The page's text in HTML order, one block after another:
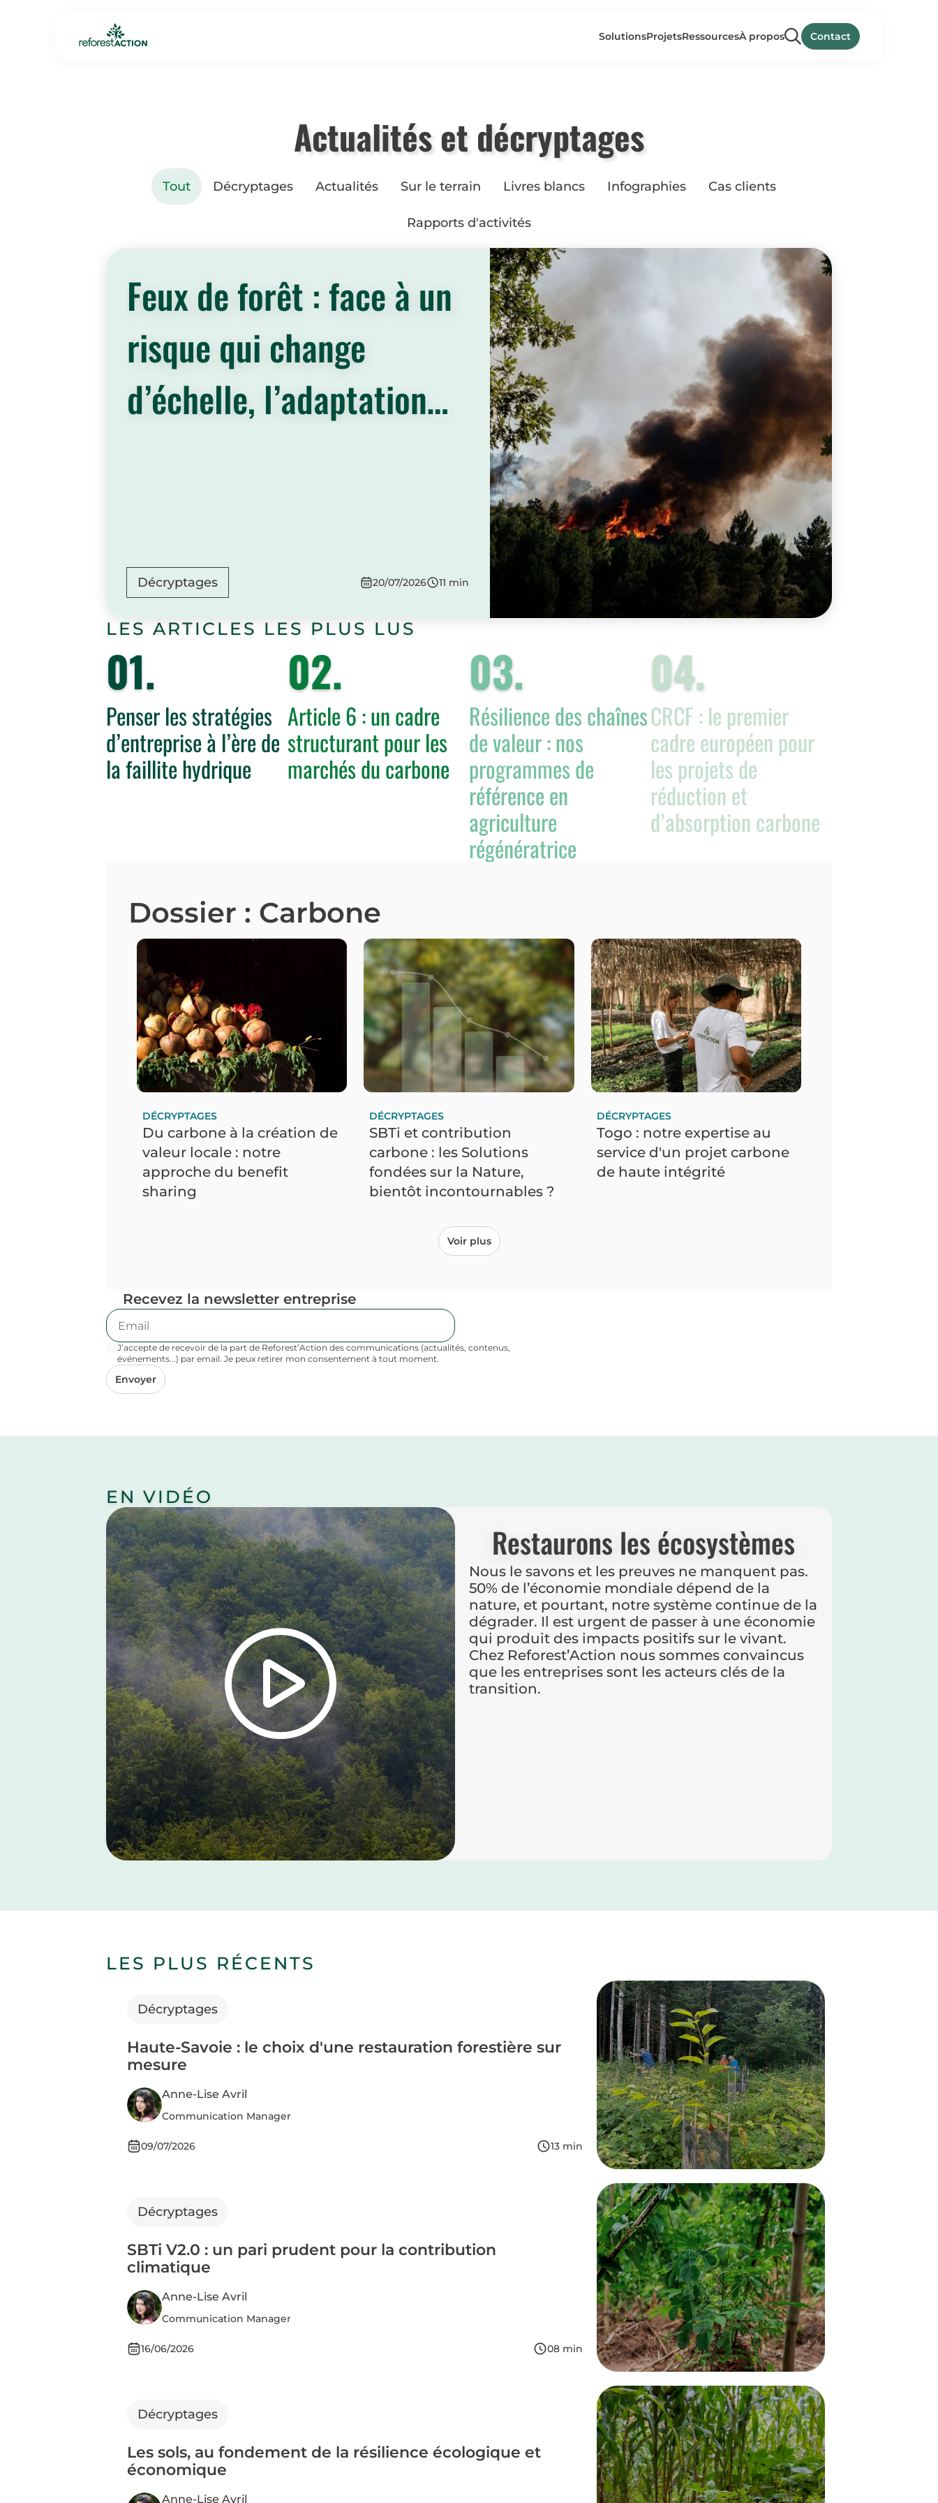
SolutionsProjetsRessourcesÀ propos Contact
Actualités et décryptages
Tout Décryptages Actualités Sur le terrain Livres blancs Infographies Cas clients
Rapports d'activités
Feux de forêt : face à un
risque qui change
d’échelle, l’adaptation
Décryptages 20/07/2026 11 min
LES ARTICLES LES PLUS LUS
01.
Penser les stratégies
d’entreprise à l’ère de
la faillite hydrique
02.
Article 6 : un cadre
structurant pour les
marchés du carbone
03.
Résilience des chaînes
de valeur : nos
programmes de
référence en
agriculture
régénératrice
04.
CRCF : le premier
cadre européen pour
les projets de
réduction et
d’absorption carbone
Dossier : Carbone
DÉCRYPTAGES
Du carbone à la création de
valeur locale : notre
approche du benefit
sharing
DÉCRYPTAGES
SBTi et contribution
carbone : les Solutions
fondées sur la Nature,
bientôt incontournables ?
DÉCRYPTAGES
Togo : notre expertise au
service d'un projet carbone
de haute intégrité
Voir plus
Recevez la newsletter entreprise
J’accepte de recevoir de la part de Reforest’Action des communications (actualités, contenus,
événements...) par email. Je peux retirer mon consentement à tout moment.
Envoyer
EN VIDÉO
Restaurons les écosystèmes
Nous le savons et les preuves ne manquent pas.
50% de l’économie mondiale dépend de la
nature, et pourtant, notre système continue de la
dégrader. Il est urgent de passer à une économie
qui produit des impacts positifs sur le vivant.
Chez Reforest’Action nous sommes convaincus
que les entreprises sont les acteurs clés de la
transition.
LES PLUS RÉCENTS
Décryptages
Haute-Savoie : le choix d'une restauration forestière sur
mesure
Anne-Lise Avril
Communication Manager
09/07/2026 13 min
Décryptages
SBTi V2.0 : un pari prudent pour la contribution
climatique
Anne-Lise Avril
Communication Manager
16/06/2026 08 min
Décryptages
Les sols, au fondement de la résilience écologique et
économique
Anne-Lise Avril